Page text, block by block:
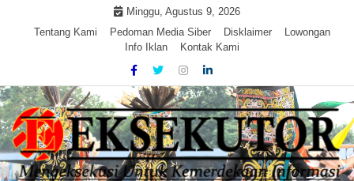
Minggu, Agustus 9, 2026
Tentang Kami
Pedoman Media Siber Disklaimer
Lowongan
Info Iklan
Kontak Kami